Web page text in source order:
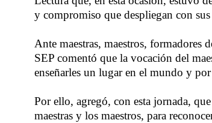
y compromiso que despliegan con
Ante maestras, maestros, formadores
SEP comentó que la vocación del
enseñarles un lugar en el mundo y
Por ello, agregó, con esta jornada,
maestras y los maestros, para